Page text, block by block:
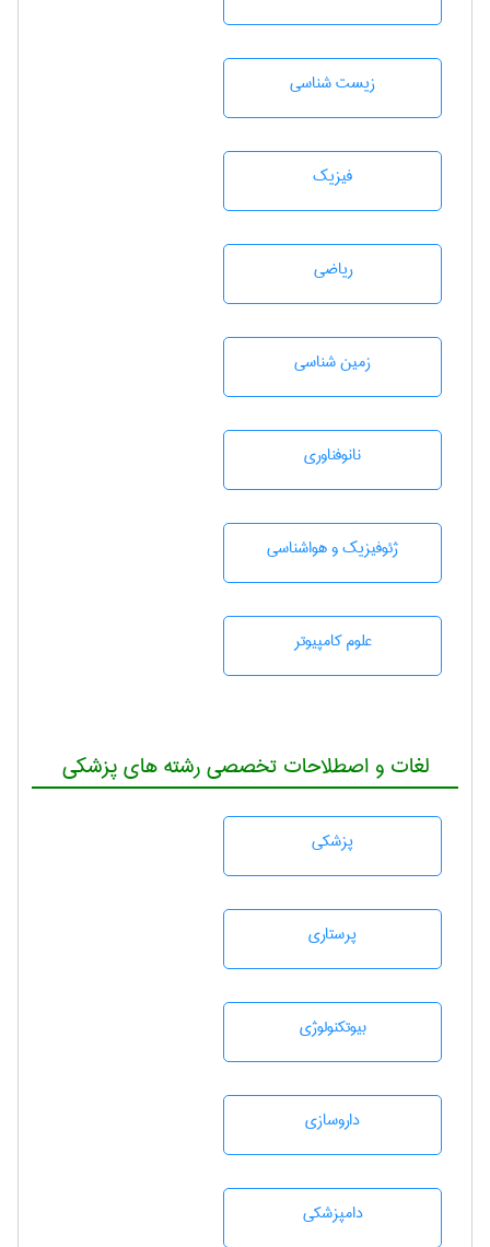
زيست شناسی
فیزیک
رياضی
زمين شناسی
نانوفناوری
ژئوفيزيك و هواشناسی
علوم کامپیوتر
لغات و اصطلاحات تخصصی رشته های پزشکی
پزشكی
پرستاری
بيوتكنولوژی
داروسازی
دامپزشكی